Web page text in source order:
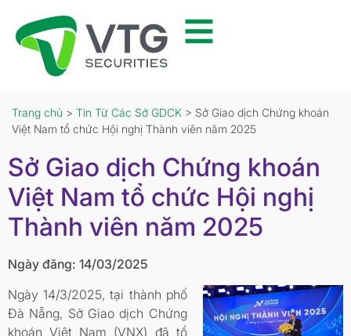
Trang chủ > Tin Từ Các Sở GDCK > Sở Giao dịch Chứng khoán
Việt Nam tổ chức Hội nghị Thành viên năm 2025
Sở Giao dịch Chứng khoán
Việt Nam tổ chức Hội nghị
Thành viên năm 2025
Ngày đăng: 14/03/2025
Ngày 14/3/2025, tại thành phố
Đà Nẵng, Sở Giao dịch Chứng
khoán Việt Nam (VNX) đã tổ